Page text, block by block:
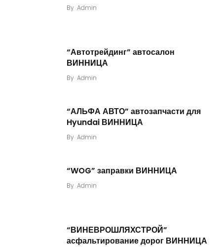
By Admin
“Автотрейдинг” автосалон
ВИННИЦА
By Admin
“АЛЬФА АВТО” автозапчасти для
Hyundai ВИННИЦА
By Admin
“WOG” заправки ВИННИЦА
By Admin
“ВИНЕВРОШЛЯХСТРОЙ”
асфальтирование дорог ВИННИЦА